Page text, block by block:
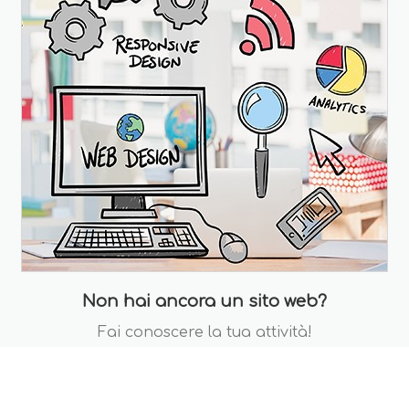
Non hai ancora un sito web?
Fai conoscere la tua attività!